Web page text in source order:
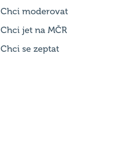
Chci moderovat
Chci jet na MČR
Chci se zeptat